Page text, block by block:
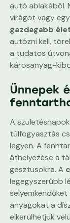
autó ablakából.
virágot vagy
gazdagabb
autózni kell,
a tudatos
károsanyag-
Ünnepek
A
túlfogyasztás
legyen. A
áthelyezése a
gesztusokra. A
legegyszerűbb
anyagokat a
elkerülhetjük